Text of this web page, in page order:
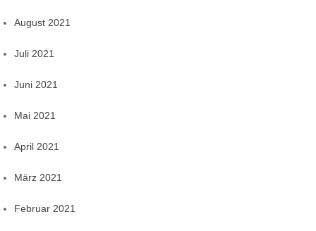
August 2021
Juli 2021
Juni 2021
Mai 2021
April 2021
März 2021
Februar 2021